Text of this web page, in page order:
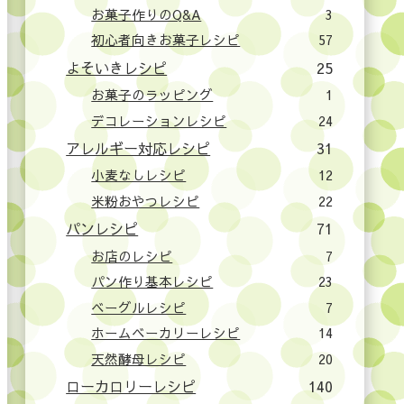
お菓子作りのQ&A
3
初心者向きお菓子レシピ
57
よそいきレシピ 25
お菓子のラッピング
1
デコレーションレシピ
24
アレルギー対応レシピ 31
小麦なしレシピ
12
米粉おやつレシピ
22
パンレシピ 71
お店のレシピ
7
パン作り基本レシピ
23
ベーグルレシピ
7
ホームベーカリーレシピ
14
天然酵母レシピ
20
ローカロリーレシピ 140